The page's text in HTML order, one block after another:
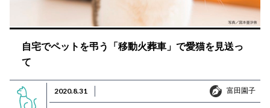
自宅でペットを弔う「移動火葬車」で愛猫を見送っ
て
2020.8.31 富田園子
富田園子